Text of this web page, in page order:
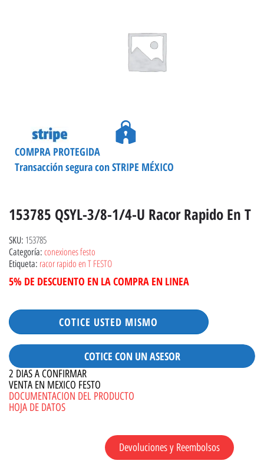
Transacción segura con STRIPE MÉXICO
COMPRA PROTEGIDA
153785 QSYL-3/8-1/4-U Racor Rapido En T
SKU: 153785
Categoría: conexiones festo
Etiqueta: racor rapido en T FESTO
5% DE DESCUENTO EN LA COMPRA EN LINEA
COTICE USTED MISMO
COTICE CON UN ASESOR
2 DIAS A CONFIRMAR
VENTA EN MEXICO FESTO
DOCUMENTACION DEL PRODUCTO
HOJA DE DATOS
Devoluciones y Reembolsos